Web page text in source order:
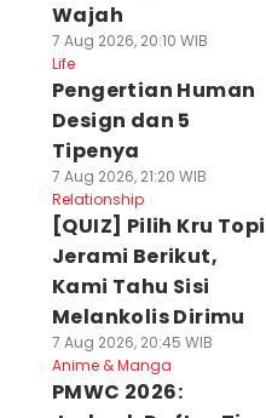
Wajah
7 Aug 2026, 20:10 WIB
Life
Pengertian Human
Design dan 5
Tipenya
7 Aug 2026, 21:20 WIB
Relationship
[QUIZ] Pilih Kru Topi
Jerami Berikut,
Kami Tahu Sisi
Melankolis Dirimu
7 Aug 2026, 20:45 WIB
Anime & Manga
PMWC 2026: